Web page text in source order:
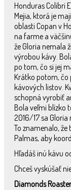
Honduras Colibri
Mejia, ktorá je
oblasti Copan v
na farme a
že Gloria nemala
výrobou kávy.
po tom, čo si jej
Krátko potom, čo
kávových listov.
schopná vyrobiť
Bola veľmi blízko
2016/17 sa
To znamenalo,
Palmas, aby
Hľadáš inú kávu
Chceš vyskúšať
Diamonds